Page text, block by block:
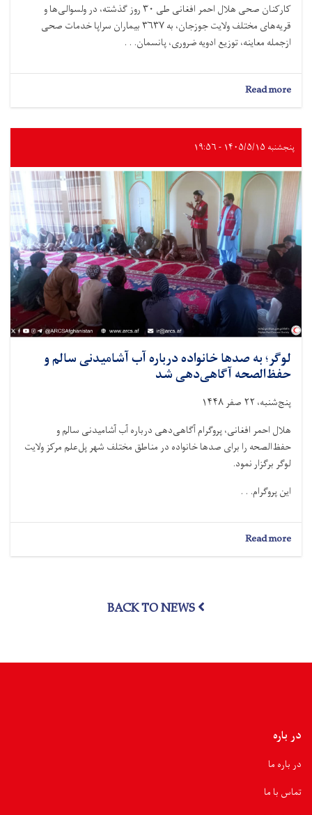
کارکنان صحی هلال احمر افغانی طی ۳۰ روز گذشته، در ولسوالی‌ها و
قریه‌های مختلف ولایت جوزجان، به ۳۶۳۷ بیماران سراپا خدمات صحی
ازجمله معاینه، توزیع ادویه ضروری، پانسمان. . .
Read more
جوزجان؛
یک
ماه
به
مشکلات
صحی
هزاران
بیمار
رسیدگی
شده
است
پنجشنبه ۱۴۰۵/۵/۱۵ - ۱۹:۵۶
لوگر؛ به صدها خانواده درباره آب آشامیدنی سالم و
حفظ‌الصحه آگاهی‌دهی شد
پنج‌شنبه، ۲۲ صفر ۱۴۴۸
هلال احمر افغانی، پروگرام آگاهی‌دهی درباره آب آشامیدنی سالم و
حفظ‌الصحه را برای صدها خانواده در مناطق مختلف شهر پل‌علم مرکز ولایت
لوگر برگزار نمود.
این پروگرام. . .
Read more
لوگر؛
و
BACK TO NEWS
در باره
در باره ما
تماس با ما